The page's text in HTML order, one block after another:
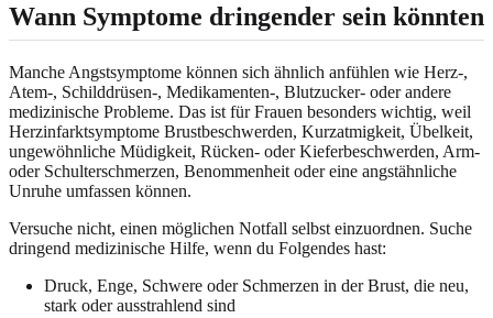
Wann Symptome dringender sein könnten
Manche Angstsymptome können sich ähnlich anfühlen wie Herz-,
Atem-, Schilddrüsen-, Medikamenten-, Blutzucker- oder andere
medizinische Probleme. Das ist für Frauen besonders wichtig, weil
Herzinfarktsymptome Brustbeschwerden, Kurzatmigkeit, Übelkeit,
ungewöhnliche Müdigkeit, Rücken- oder Kieferbeschwerden, Arm-
oder Schulterschmerzen, Benommenheit oder eine angstähnliche
Unruhe umfassen können.
Versuche nicht, einen möglichen Notfall selbst einzuordnen. Suche
dringend medizinische Hilfe, wenn du Folgendes hast:
Druck, Enge, Schwere oder Schmerzen in der Brust, die neu,
stark oder ausstrahlend sind